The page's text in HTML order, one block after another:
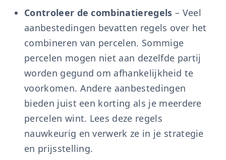
Controleer de combinatieregels – Veel
aanbestedingen bevatten regels over het
combineren van percelen. Sommige
percelen mogen niet aan dezelfde partij
worden gegund om afhankelijkheid te
voorkomen. Andere aanbestedingen
bieden juist een korting als je meerdere
percelen wint. Lees deze regels
nauwkeurig en verwerk ze in je strategie
en prijsstelling.